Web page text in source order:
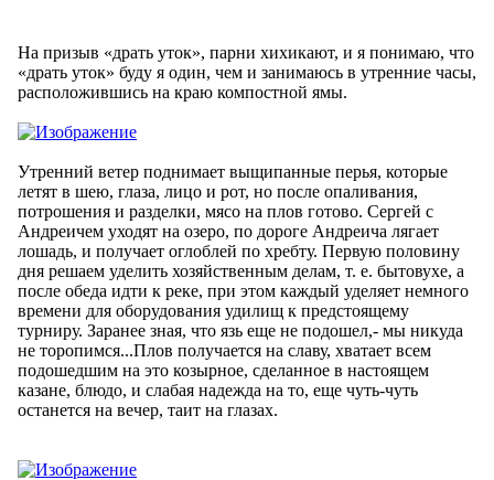
На призыв «драть уток», парни хихикают, и я понимаю, что
«драть уток» буду я один, чем и занимаюсь в утренние часы,
расположившись на краю компостной ямы.
Утренний ветер поднимает выщипанные перья, которые
летят в шею, глаза, лицо и рот, но после опаливания,
потрошения и разделки, мясо на плов готово. Сергей с
Андреичем уходят на озеро, по дороге Андреича лягает
лошадь, и получает оглоблей по хребту. Первую половину
дня решаем уделить хозяйственным делам, т. е. бытовухе, а
после обеда идти к реке, при этом каждый уделяет немного
времени для оборудования удилищ к предстоящему
турниру. Заранее зная, что язь еще не подошел,- мы никуда
не торопимся...Плов получается на славу, хватает всем
подошедшим на это козырное, сделанное в настоящем
казане, блюдо, и слабая надежда на то, еще чуть-чуть
останется на вечер, таит на глазах.